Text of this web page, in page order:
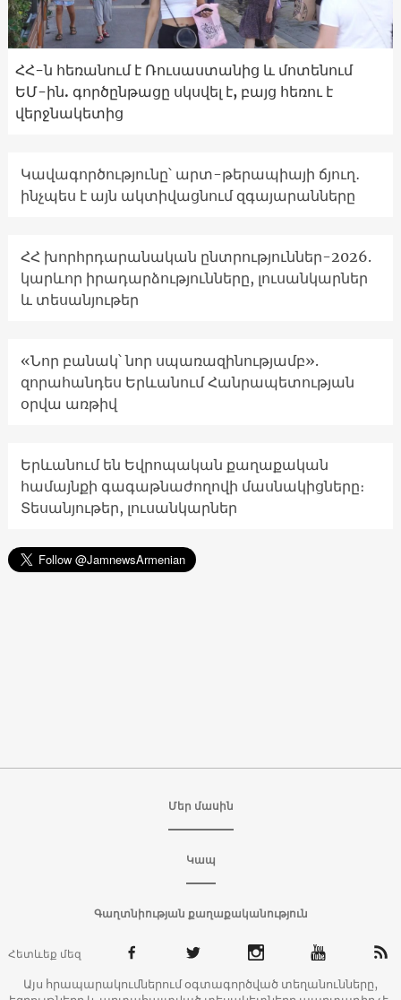
ՀՀ-ն հեռանում է Ռուսաստանից և մոտենում
ԵՄ-ին. գործընթացը սկսվել է, բայց հեռու է
վերջնակետից
Կավագործությունը՝ արտ-թերապիայի ճյուղ․
ինչպես է այն ակտիվացնում զգայարանները
ՀՀ խորհրդարանական ընտրություններ-2026.
կարևոր իրադարձությունները, լուսանկարներ
և տեսանյութեր
«Նոր բանակ՝ նոր սպառազինությամբ».
զորահանդես Երևանում Հանրապետության
օրվա առթիվ
Երևանում են Եվրոպական քաղաքական
համայնքի գագաթնաժողովի մասնակիցները։
Տեսանյութեր, լուսանկարներ
Մեր մասին
Կապ
Գաղտնիության քաղաքականություն
Հետևեք մեզ
Այս հրապարակումներում օգտագործված տեղանունները,